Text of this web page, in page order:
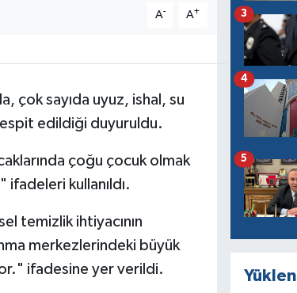
A- A+
çok sayıda uyuz, ishal, su
edildiği duyuruldu.
çoğu çocuk olmak
ifadeleri kullanıldı.
temizlik ihtiyacının
merkezlerindeki büyük
ifadesine yer verildi.
3
4
5